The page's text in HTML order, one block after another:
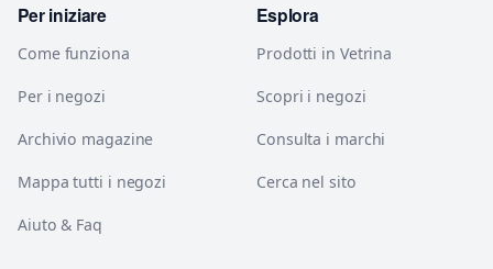
Per iniziare
Come funziona
Per i negozi
Archivio magazine
Mappa tutti i negozi
Aiuto & Faq
Esplora
Prodotti in Vetrina
Scopri i negozi
Consulta i marchi
Cerca nel sito